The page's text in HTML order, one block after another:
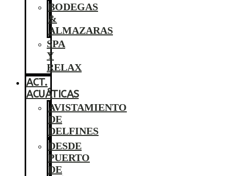
BODEGAS
&
ALMAZARAS
SPA
Y
RELAX
ACT.
ACUÁTICAS
AVISTAMIENTO
DE
DELFINES
DESDE
PUERTO
DE